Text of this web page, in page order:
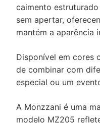
caimento
sem apertar,
mantém a aparência
Disponível em cores
de combinar com
especial ou um
A Monzzani é uma
modelo MZ205